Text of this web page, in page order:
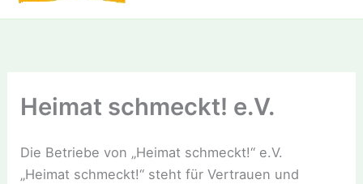
Heimat schmeckt! e.V.
Die Betriebe von „Heimat schmeckt!“ e.V.
„Heimat schmeckt!“ steht für Vertrauen und